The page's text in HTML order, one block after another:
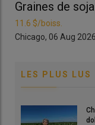
LES PLUS LUS